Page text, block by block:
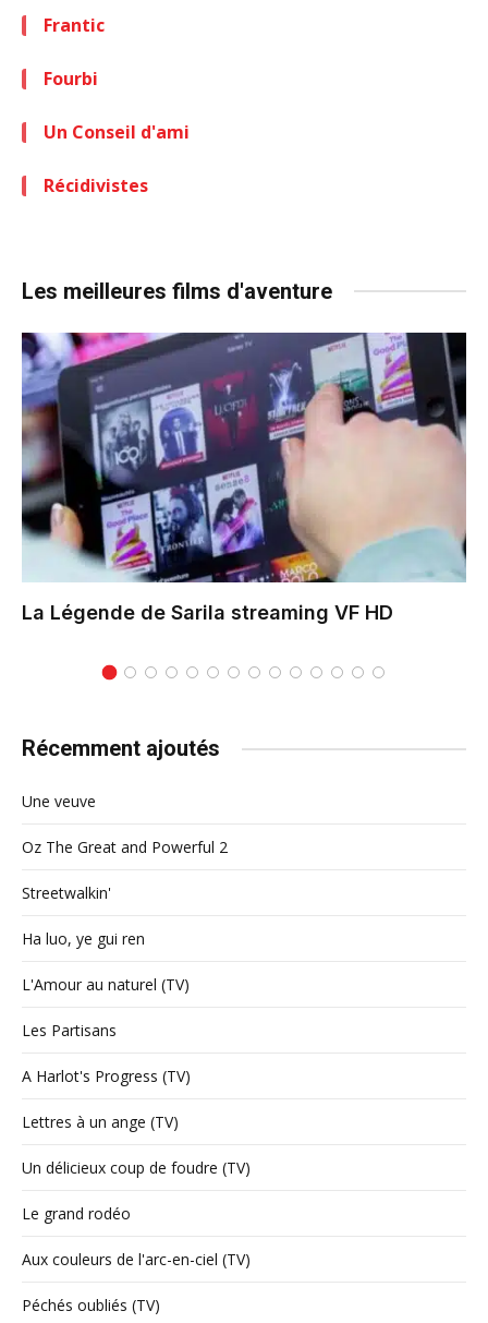
Frantic
Fourbi
Un Conseil d'ami
Récidivistes
Les meilleures films d'aventure
La Légende de Sarila streaming VF HD
Récemment ajoutés
Une veuve
Oz The Great and Powerful 2
Streetwalkin'
Ha luo, ye gui ren
L'Amour au naturel (TV)
Les Partisans
A Harlot's Progress (TV)
Lettres à un ange (TV)
Un délicieux coup de foudre (TV)
Le grand rodéo
Aux couleurs de l'arc-en-ciel (TV)
Péchés oubliés (TV)